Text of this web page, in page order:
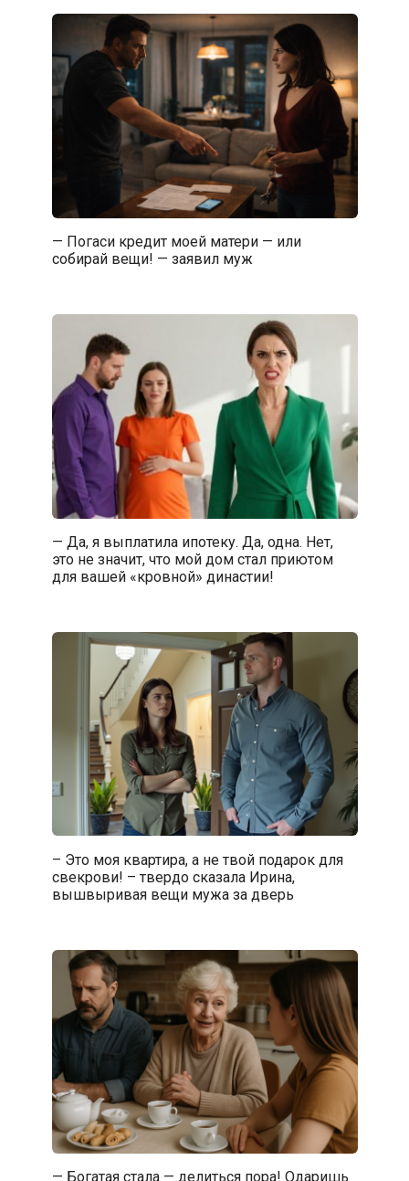
— Погаси кредит моей матери — или
собирай вещи! — заявил муж
— Да, я выплатила ипотеку. Да, одна. Нет,
это не значит, что мой дом стал приютом
для вашей «кровной» династии!
– Это моя квартира, а не твой подарок для
свекрови! – твердо сказала Ирина,
вышвыривая вещи мужа за дверь
— Богатая стала — делиться пора! Одаришь